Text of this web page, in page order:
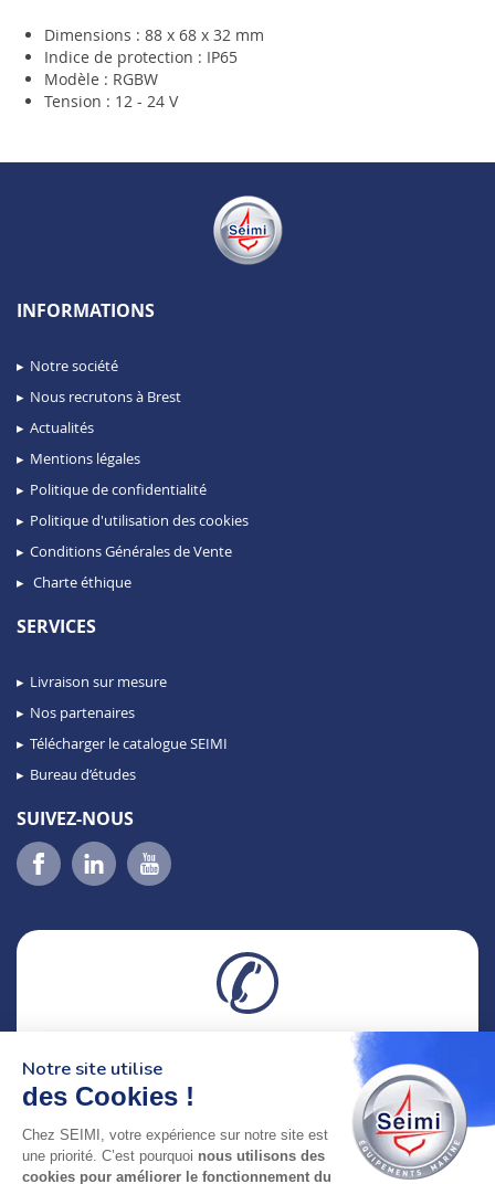
Dimensions : 88 x 68 x 32 mm
Indice de protection : IP65
Modèle : RGBW
Tension : 12 - 24 V
INFORMATIONS
Notre société
Nous recrutons à Brest
Actualités
Mentions légales
Politique de confidentialité
Politique d'utilisation des cookies
Conditions Générales de Vente
Charte éthique
SERVICES
Livraison sur mesure
Nos partenaires
Télécharger le catalogue SEIMI
Bureau d’études
SUIVEZ-NOUS
8h-12h30 & 13h30-18h
adresse : 75 Rue Amiral Troude,
29200 Brest FRANCE
Notre site utilise
des Cookies !
Chez SEIMI, votre expérience sur notre site est
une priorité. C’est pourquoi nous utilisons des
cookies pour améliorer le fonctionnement du